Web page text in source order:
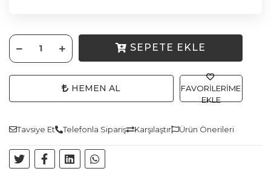
SEPETE EKLE
HEMEN AL
FAVORILERIME
EKLE
Tavsiye Et Telefonla Sipariş Karşılaştır Ürün Önerileri